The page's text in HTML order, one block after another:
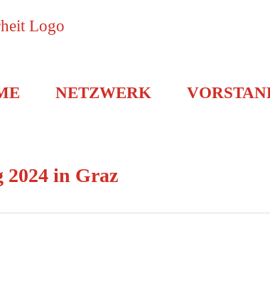
NETZWERK
2024 in Graz